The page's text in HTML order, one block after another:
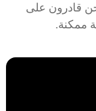
قادرون على
ممكنة.